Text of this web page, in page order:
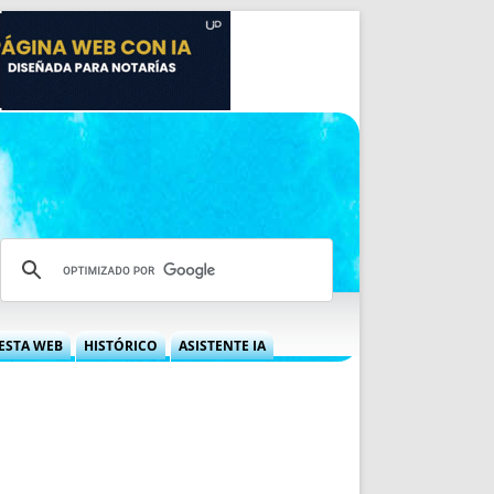
WEB HISTÓRICO ASISTENTE IA